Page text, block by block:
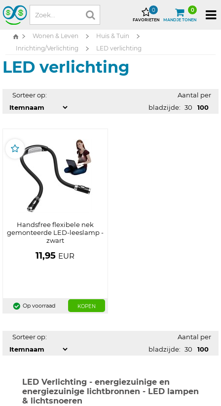
FAVORIETEN
0
MANDJE TONEN
0
Wonen & Leven
Huis & Tuin
Inrichting/Verlichting
LED verlichting
LED verlichting
Sorteer op:
Aantal per
bladzijde: 30 100
Handsfree flexibele nek
gemonteerde LED-leeslamp -
zwart
11,95 EUR
Op voorraad KOPEN
Sorteer op:
Aantal per
bladzijde: 30 100
LED Verlichting - energiezuinige en
energiezuinige lichtbronnen - LED lampen
& lichtsnoeren